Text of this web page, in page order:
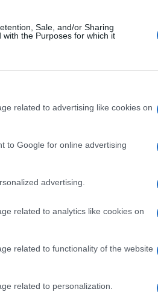
Sale, and/or Sharing
the Purposes for which it
related to advertising like cookies on
to Google for online advertising
advertising.
related to analytics like cookies on
related to functionality of the website
related to personalization.
e tecnici, società di
in un’area si riflette
sulle finestre di uscita
impattano contratti e
clausole e processi
leggere segnali
spostare una data o